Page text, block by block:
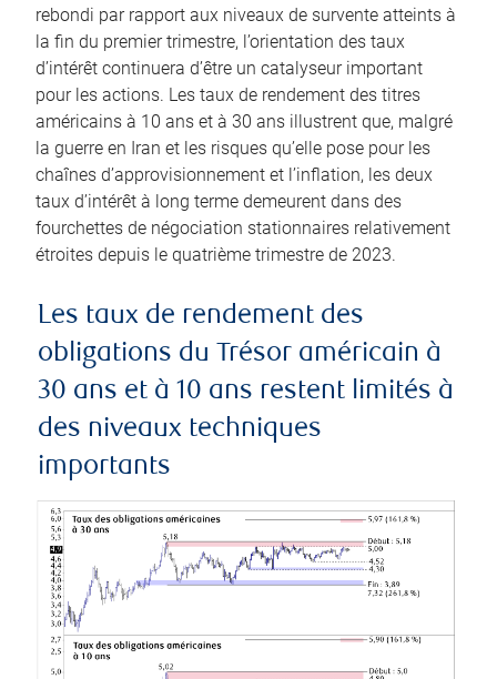
rebondi par rapport aux niveaux de survente atteints à
la fin du premier trimestre, l’orientation des taux
d’intérêt continuera d’être un catalyseur important
pour les actions. Les taux de rendement des titres
américains à 10 ans et à 30 ans illustrent que, malgré
la guerre en Iran et les risques qu’elle pose pour les
chaînes d’approvisionnement et l’inflation, les deux
taux d’intérêt à long terme demeurent dans des
fourchettes de négociation stationnaires relativement
étroites depuis le quatrième trimestre de 2023.
Les taux de rendement des
obligations du Trésor américain à
30 ans et à 10 ans restent limités à
des niveaux techniques
importants